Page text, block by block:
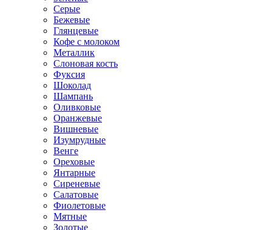
Серые
Бежевые
Глянцевые
Кофе с молоком
Металлик
Слоновая кость
Фуксия
Шоколад
Шампань
Оливковые
Оранжевые
Вишневые
Изумрудные
Венге
Ореховые
Янтарные
Сиреневые
Салатовые
Фиолетовые
Мятные
Золотые